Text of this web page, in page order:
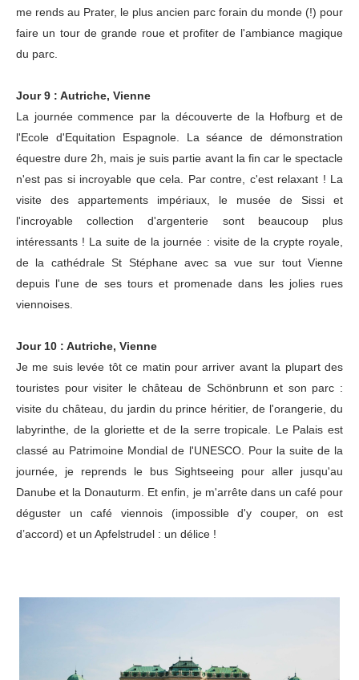
me rends au Prater, le plus ancien parc forain du monde (!) pour
faire un tour de grande roue et profiter de l'ambiance magique
du parc.
Jour 9 : Autriche, Vienne
La journée commence par la découverte de la Hofburg et de
l'Ecole d'Equitation Espagnole. La séance de démonstration
équestre dure 2h, mais je suis partie avant la fin car le spectacle
n'est pas si incroyable que cela. Par contre, c'est relaxant ! La
visite des appartements impériaux, le musée de Sissi et
l'incroyable collection d'argenterie sont beaucoup plus
intéressants ! La suite de la journée : visite de la crypte royale,
de la cathédrale St Stéphane avec sa vue sur tout Vienne
depuis l'une de ses tours et promenade dans les jolies rues
viennoises.
Jour 10 : Autriche, Vienne
Je me suis levée tôt ce matin pour arriver avant la plupart des
touristes pour visiter le château de Schönbrunn et son parc :
visite du château, du jardin du prince héritier, de l'orangerie, du
labyrinthe, de la gloriette et de la serre tropicale. Le Palais est
classé au Patrimoine Mondial de l'UNESCO. Pour la suite de la
journée, je reprends le bus Sightseeing pour aller jusqu'au
Danube et la Donauturm. Et enfin, je m'arrête dans un café pour
déguster un café viennois (impossible d'y couper, on est
d’accord) et un Apfelstrudel : un délice !